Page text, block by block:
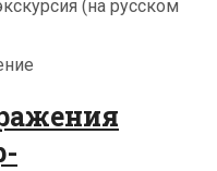
(на русском